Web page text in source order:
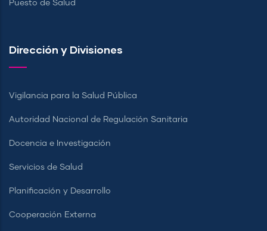
Puesto de Salud
Dirección y Divisiones
Vigilancia para la Salud Pública
Autoridad Nacional de Regulación Sanitaria
Docencia e Investigación
Servicios de Salud
Planificación y Desarrollo
Cooperación Externa